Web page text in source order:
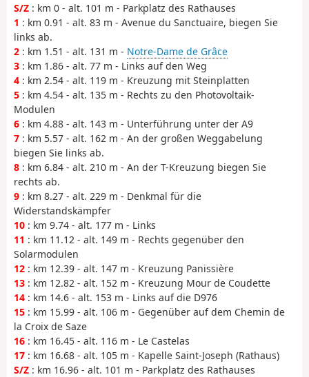
S/Z : km 0 - alt. 101 m - Parkplatz des Rathauses
1 : km 0.91 - alt. 83 m - Avenue du Sanctuaire, biegen Sie
links ab.
2 : km 1.51 - alt. 131 m - Notre-Dame de Grâce
3 : km 1.86 - alt. 77 m - Links auf den Weg
4 : km 2.54 - alt. 119 m - Kreuzung mit Steinplatten
5 : km 4.54 - alt. 135 m - Rechts zu den Photovoltaik-
Modulen
6 : km 4.88 - alt. 143 m - Unterführung unter der A9
7 : km 5.57 - alt. 162 m - An der großen Weggabelung
biegen Sie links ab.
8 : km 6.84 - alt. 210 m - An der T-Kreuzung biegen Sie
rechts ab.
9 : km 8.27 - alt. 229 m - Denkmal für die
Widerstandskämpfer
10 : km 9.74 - alt. 177 m - Links
11 : km 11.12 - alt. 149 m - Rechts gegenüber den
Solarmodulen
12 : km 12.39 - alt. 147 m - Kreuzung Panissière
13 : km 12.82 - alt. 152 m - Kreuzung Mour de Coudette
14 : km 14.6 - alt. 153 m - Links auf die D976
15 : km 15.99 - alt. 106 m - Gegenüber auf dem Chemin de
la Croix de Saze
16 : km 16.45 - alt. 116 m - Le Castelas
17 : km 16.68 - alt. 105 m - Kapelle Saint-Joseph (Rathaus)
S/Z : km 16.96 - alt. 101 m - Parkplatz des Rathauses